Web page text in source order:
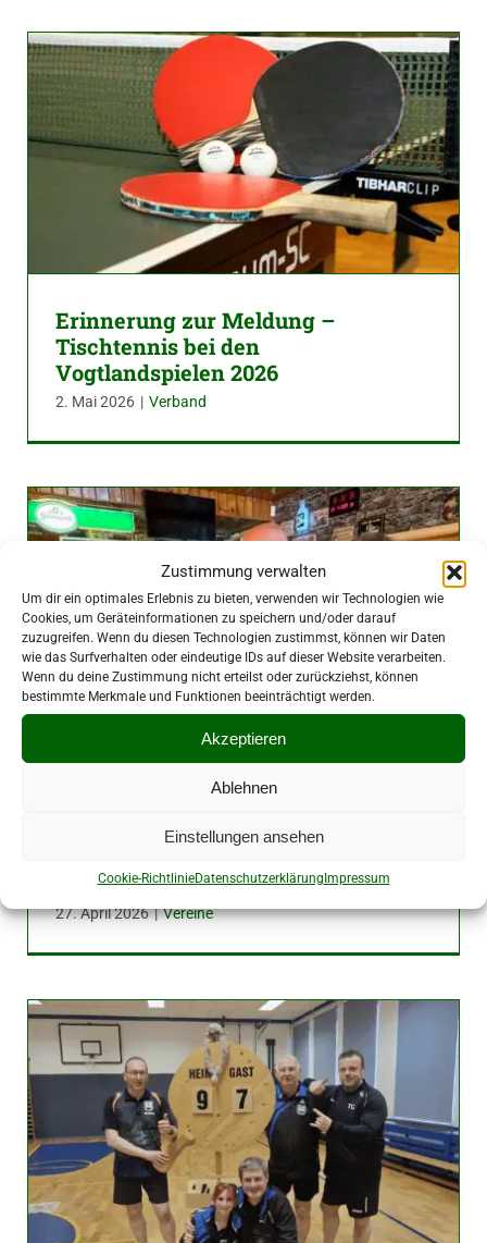
Zustimmung verwalten
Um dir ein optimales Erlebnis zu bieten, verwenden wir Technologien wie
Cookies, um Geräteinformationen zu speichern und/oder darauf
zuzugreifen. Wenn du diesen Technologien zustimmst, können wir Daten
wie das Surfverhalten oder eindeutige IDs auf dieser Website verarbeiten.
Wenn du deine Zustimmung nicht erteilst oder zurückziehst, können
bestimmte Merkmale und Funktionen beeinträchtigt werden.
Akzeptieren
Ablehnen
Einstellungen ansehen
Cookie-RichtlinieDatenschutzerklärung Impressum
Erinnerung zur Meldung –
Tischtennis bei den
Vogtlandspielen 2026
2. Mai 2026 | Verband
Auszeichnung des LSB
27. April 2026 | Vereine